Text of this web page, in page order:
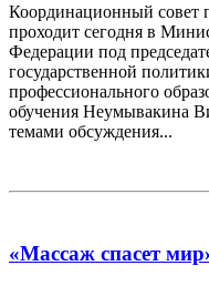
Координационный совет
проходит сегодня в
Федерации под
государственной
профессионального
обучения Неумывакина
темами обсуждения...
«Массаж спасет